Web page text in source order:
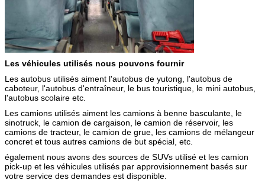
Les véhicules utilisés nous pouvons fournir
Les autobus utilisés aiment l'autobus de yutong, l'autobus de
caboteur, l'autobus d'entraîneur, le bus touristique, le mini autobus,
l'autobus scolaire etc.
Les camions utilisés aiment les camions à benne basculante, le
sinotruck, le camion de cargaison, le camion de réservoir, les
camions de tracteur, le camion de grue, les camions de mélangeur
concret et tous autres camions de but spécial, etc.
également nous avons des sources de SUVs utilisé et les camion
pick-up et les véhicules utilisés par approvisionnement basés sur
votre service des demandes est disponible.